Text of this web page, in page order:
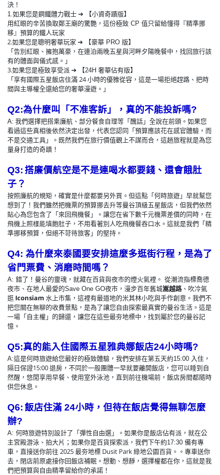
決！
1. 如果您是鋼鐵體力戰士 ➔ 【小資奇蹟版】
用紅眼的辛苦換取鄭王廟的驚艷，這份極致 CP 值只留給懂得『精準挪
移』預算的鐵人玩家
2.如果您是聰明奢華玩家 ➔ 【豪華 PRO 版】
「告別紅眼、擁抱萬豪，在連泊兩晚五星與河畔夕陽晚餐中，找回旅行該
有的體面與儀式感。」
3.如果您是極致享受派 ➔ 【24H 奢華佔有版】
「享有國際五星飯店住滿 24 小時的優雅從容，這是一場拒絕趕路、把時
間與主導權全還給您的奢華漫遊。」
Q2:為什麼叫 「不准客訴」，真的不能投訴嗎?
A: 我們選擇把搭乘廉航、部分餐食自理等「醜話」全說在前頭。如果您
看過這些真相後依然決定出發，代表您認同「預算應該花在感官體驗，而
不是交通工具」。既然我們在旅行價值觀上不謀而合，這趟旅程就是為您
量身打造的奇蹟！
Q3: 搭廉價航空是不是連喝水都要錢、還會餓肚
子？
按照廉航的規矩，確實是什麼都要另外買。但這點「何時旅遊」早就幫您
想到了！我們雖然把機票的預算挪去升等曼谷頂級五星飯店，但我們依然
貼心為您包含了「來回飛機餐」。讓您在省下數千元機票差價的同時，在
飛機上照樣能填飽肚子，不用看著別人吃飛機餐吞口水。這就是我們「精
準挪移預算，但絕不苛待旅客」的堅持。
Q4: 為什麼來泰國要安排這麼多逛街行程，是為了
省門票費、消磨時間嗎？
A: 錯了！曼谷的靈魂，就藏在百貨與夜市的煙火氣裡。 從潮流指標喬德
夜市、在地人最愛的Save One GO夜市，漫步百年舊城嵩越路、吹冷氣
逛 Iconsiam 水上市集，這裡有最道地的米其林小吃與手作創意。我們不
把您關在無聊的收費景點，是為了讓您自由探索最真實的曼谷生活。這是
一場「自主權」的歸還，讓您在這些最夯地標中，找到屬於您的曼谷記
憶。
Q5:真的能入住國際五星雅典娜飯店24小時嗎?
A:這是何時旅遊給您最好的極致體驗，我們安排在第五天約15:00 入住，
隔日保證15:00 退房，不同於一般團體一早就要離開飯店，您可以睡到自
然醒，悠閒享用早餐、使用室外泳池，直到前往機場前，飯店房間都隨時
供您休息。
Q6:飯店住滿 24小時，但待在飯店覺得無聊怎麼
辦?
A: 何時旅遊特別設計了「彈性自由選」。如果你是飯店佔有派，就在公
主宮殿游泳、拍大片；如果你是百貨探索派，我們下午約17:30 備有專
車，直接送你前往 2025 最夯地標 Dusit Park 綠地公園百貨。。專車送你
去，閉店前原處接你回飯店補眠。想動、想靜，選擇權都在你，這就是我
們把預算與自由精準留給你的承諾！